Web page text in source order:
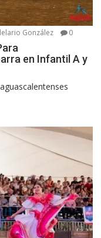
González 0
en Infantil A y